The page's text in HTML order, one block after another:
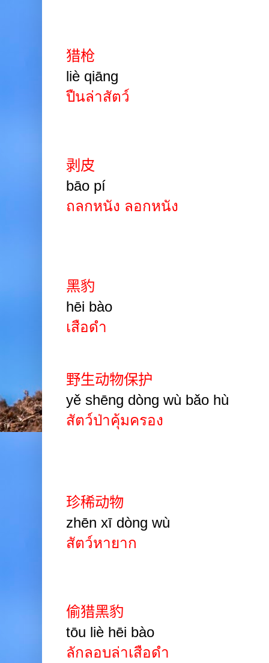
猎枪
liè qiāng
ปืนล่าสัตว์
剥皮
bāo pí
ถลกหนัง ลอกหนัง
黑豹
hēi bào
เสือดำ
野生动物保护
yě shēng dòng wù bǎo hù
สัตว์ป่าคุ้มครอง
珍稀动物
zhēn xī dòng wù
สัตว์หายาก
偷猎黑豹
tōu liè hēi bào
ลักลอบล่าเสือดำ